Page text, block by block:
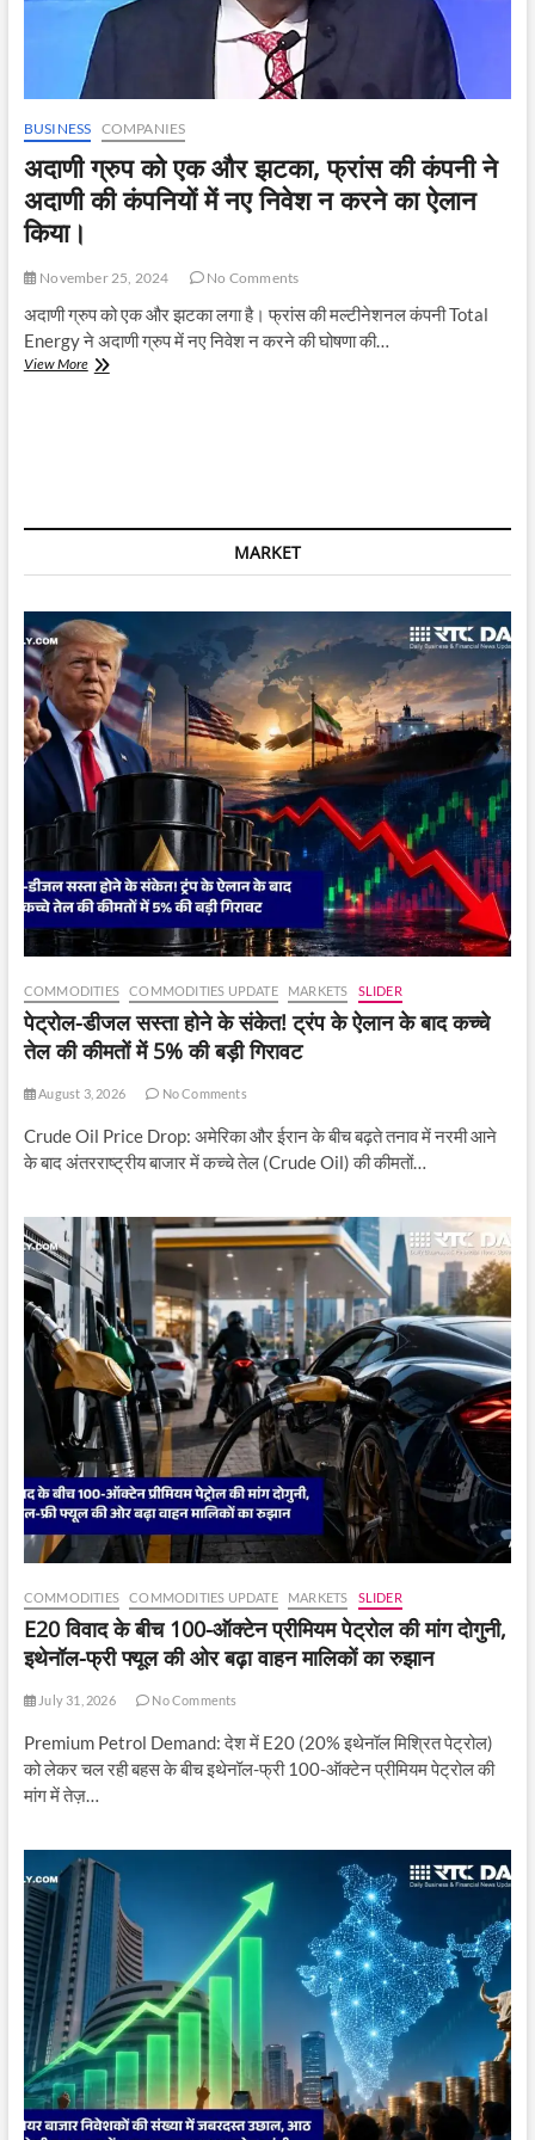
BUSINESS COMPANIES
अदाणी ग्रुप को एक और झटका, फ्रांस की कंपनी ने
अदाणी की कंपनियों में नए निवेश न करने का ऐलान
किया।
November 25, 2024 No Comments
अदाणी ग्रुप को एक और झटका लगा है। फ्रांस की मल्टीनेशनल कंपनी Total
Energy ने अदाणी ग्रुप में नए निवेश न करने की घोषणा की…
View Moreअदाणी
कंपनी
अदाणी
कंपनियों
में
नए
निवेश
न
करने
का
ऐलान
किया।
MARKET
COMMODITIES COMMODITIES UPDATE MARKETS SLIDER
पेट्रोल-डीजल सस्ता होने के संकेत! ट्रंप के ऐलान के बाद कच्चे
तेल की कीमतों में 5% की बड़ी गिरावट
August 3, 2026 No Comments
Crude Oil Price Drop: अमेरिका और ईरान के बीच बढ़ते तनाव में नरमी आने
के बाद अंतरराष्ट्रीय बाजार में कच्चे तेल (Crude Oil) की कीमतों…
COMMODITIES COMMODITIES UPDATE MARKETS SLIDER
E20 विवाद के बीच 100-ऑक्टेन प्रीमियम पेट्रोल की मांग दोगुनी,
इथेनॉल-फ्री फ्यूल की ओर बढ़ा वाहन मालिकों का रुझान
July 31, 2026 No Comments
Premium Petrol Demand: देश में E20 (20% इथेनॉल मिश्रित पेट्रोल)
को लेकर चल रही बहस के बीच इथेनॉल-फ्री 100-ऑक्टेन प्रीमियम पेट्रोल की
मांग में तेज़…